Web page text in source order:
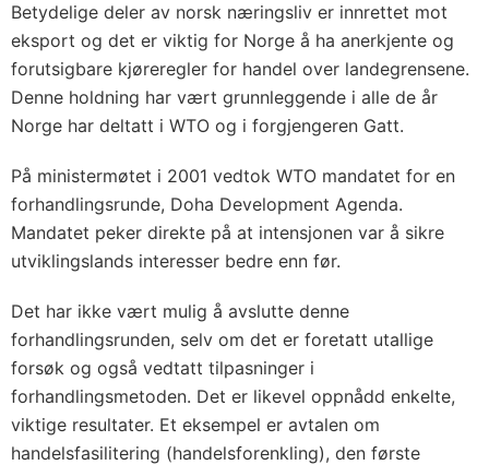
Betydelige deler av norsk næringsliv er innrettet mot
eksport og det er viktig for Norge å ha anerkjente og
forutsigbare kjøreregler for handel over landegrensene.
Denne holdning har vært grunnleggende i alle de år
Norge har deltatt i WTO og i forgjengeren Gatt.
På ministermøtet i 2001 vedtok WTO mandatet for en
forhandlingsrunde, Doha Development Agenda.
Mandatet peker direkte på at intensjonen var å sikre
utviklingslands interesser bedre enn før.
Det har ikke vært mulig å avslutte denne
forhandlingsrunden, selv om det er foretatt utallige
forsøk og også vedtatt tilpasninger i
forhandlingsmetoden. Det er likevel oppnådd enkelte,
viktige resultater. Et eksempel er avtalen om
handelsfasilitering (handelsforenkling), den første